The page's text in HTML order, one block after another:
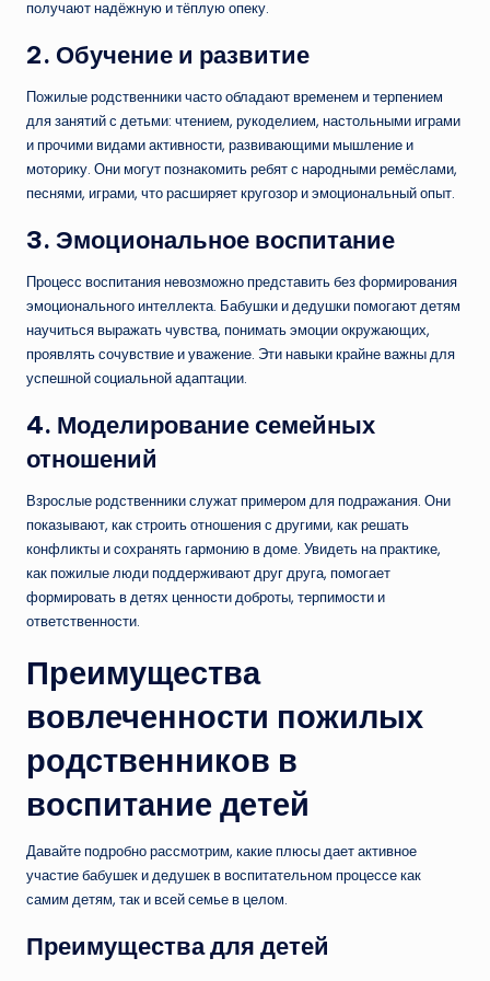
получают надёжную и тёплую опеку.
2. Обучение и развитие
Пожилые родственники часто обладают временем и терпением
для занятий с детьми: чтением, рукоделием, настольными играми
и прочими видами активности, развивающими мышление и
моторику. Они могут познакомить ребят с народными ремёслами,
песнями, играми, что расширяет кругозор и эмоциональный опыт.
3. Эмоциональное воспитание
Процесс воспитания невозможно представить без формирования
эмоционального интеллекта. Бабушки и дедушки помогают детям
научиться выражать чувства, понимать эмоции окружающих,
проявлять сочувствие и уважение. Эти навыки крайне важны для
успешной социальной адаптации.
4. Моделирование семейных
отношений
Взрослые родственники служат примером для подражания. Они
показывают, как строить отношения с другими, как решать
конфликты и сохранять гармонию в доме. Увидеть на практике,
как пожилые люди поддерживают друг друга, помогает
формировать в детях ценности доброты, терпимости и
ответственности.
Преимущества
вовлеченности пожилых
родственников в
воспитание детей
Давайте подробно рассмотрим, какие плюсы дает активное
участие бабушек и дедушек в воспитательном процессе как
самим детям, так и всей семье в целом.
Преимущества для детей